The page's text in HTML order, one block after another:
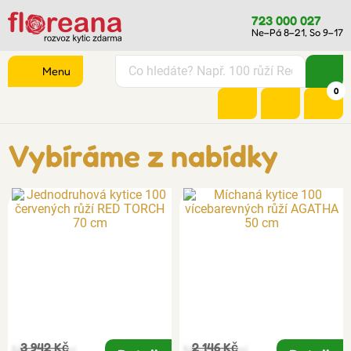
723 000 027
Ne–Pá 8–21, So 9–17
0
Menu
Vybíráme z nabídky
3 942 Kč 2 146 Kč